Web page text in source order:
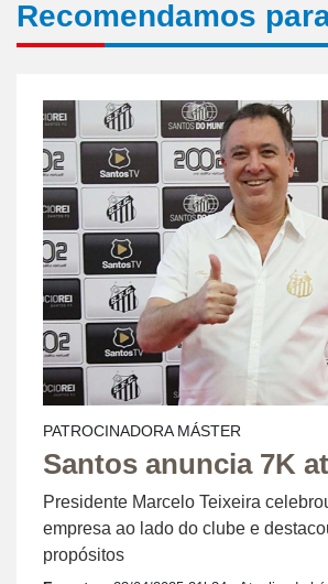
Recomendamos
PATROCINADORA MÁSTER
Santos anuncia 7K
Presidente Marcelo Teixeira
empresa ao lado do clube e
propósitos